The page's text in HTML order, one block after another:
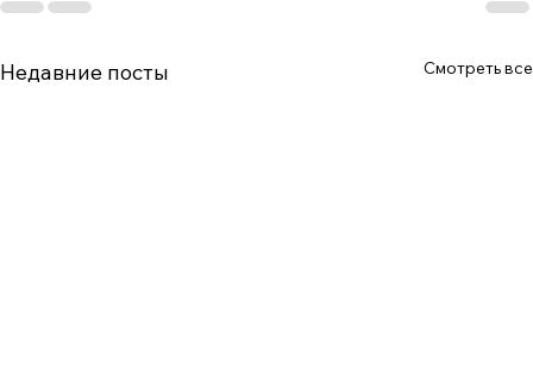
Недавние посты Смотреть все